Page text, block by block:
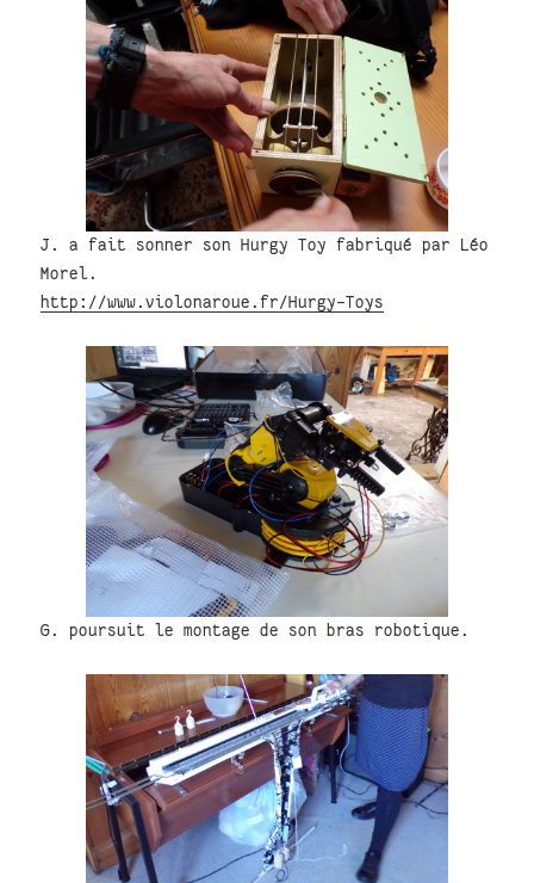
J. a fait sonner son Hurgy Toy fabriqué par Léo
Morel.
http://www.violonaroue.fr/Hurgy-Toys
G. poursuit le montage de son bras robotique.